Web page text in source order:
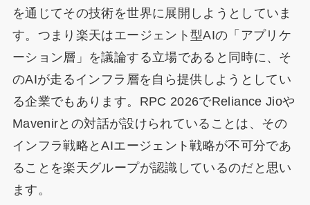
を通じてその技術を世界に展開しようとしていま
す。つまり楽天はエージェント型AIの「アプリケ
ーション層」を議論する立場であると同時に、そ
のAIが走るインフラ層を自ら提供しようとしてい
る企業でもあります。RPC 2026でReliance Jioや
Mavenirとの対話が設けられていることは、その
インフラ戦略とAIエージェント戦略が不可分であ
ることを楽天グループが認識しているのだと思い
ます。